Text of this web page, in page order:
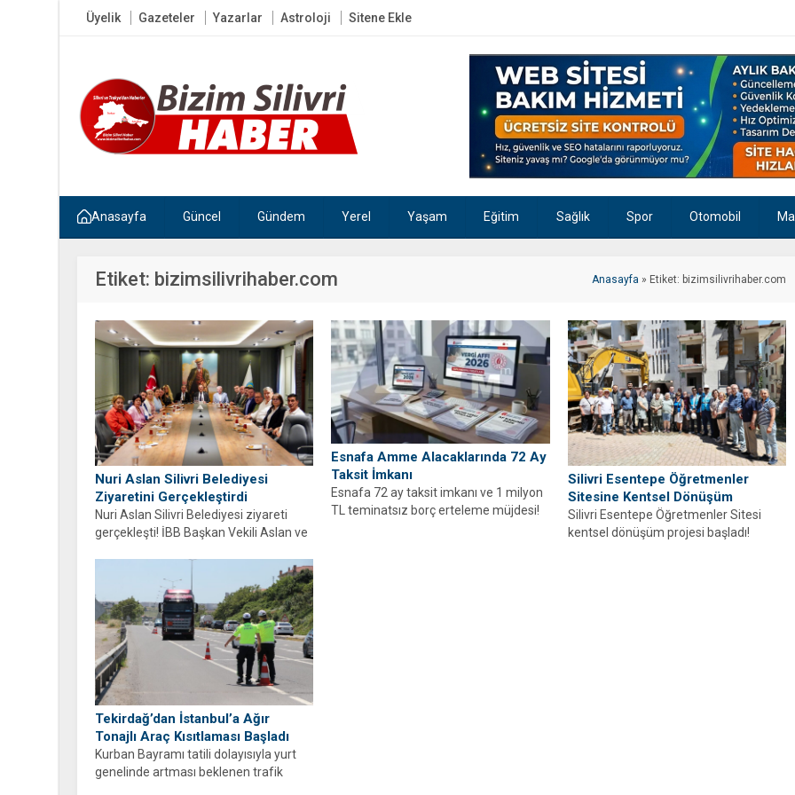
Üyelik Gazeteler Yazarlar Astroloji Sitene Ekle
Anasayfa Güncel Gündem Yerel Yaşam Eğitim Sağlık Spor Otomobil
Etiket: bizimsilivrihaber.com Anasayfa » Etiket: bizimsilivrihaber.com
Nuri Aslan Silivri Belediyesi
Ziyaretini Gerçekleştirdi
Nuri Aslan Silivri Belediyesi ziyareti
gerçekleşti! İBB Başkan Vekili Aslan ve
Esnafa Amme Alacaklarında 72 Ay
Taksit İmkanı
Esnafa 72 ay taksit imkanı ve 1 milyon
TL teminatsız borç erteleme müjdesi!
Silivri Esentepe Öğretmenler
Sitesine Kentsel Dönüşüm
Silivri Esentepe Öğretmenler Sitesi
kentsel dönüşüm projesi başladı!
Tekirdağ’dan İstanbul’a Ağır
Tonajlı Araç Kısıtlaması Başladı
Kurban Bayramı tatili dolayısıyla yurt
genelinde artması beklenen trafik